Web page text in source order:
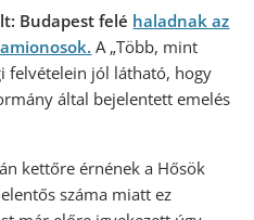
Budapest felé haladnak az
A „Több, mint
felvételein jól látható, hogy
által bejelentett emelés
kettőre érnének a Hősök
száma miatt ez